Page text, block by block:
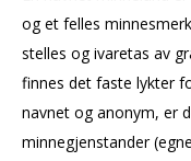
og et felles
stelles og ivaretas av
finnes det faste lykter
navnet og anonym, er
minnegjenstander